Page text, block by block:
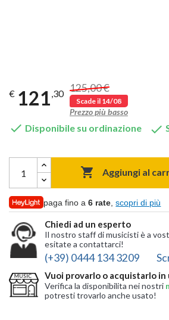
€ 121 ,30 125,00 €
Scade il 14/08
Prezzo più basso
 Disponibile su ordinazione 
 Aggiungi al
paga fino a6 rate ,scopri di più
Chiedi ad un esperto
Il nostro staff di musicisti è a
esitate a contattarci!
(+39) 0444 134 3209
Vuoi provarlo o acquistarlo in
Verifica la disponibilita nei nostri
potresti trovarlo anche usato!